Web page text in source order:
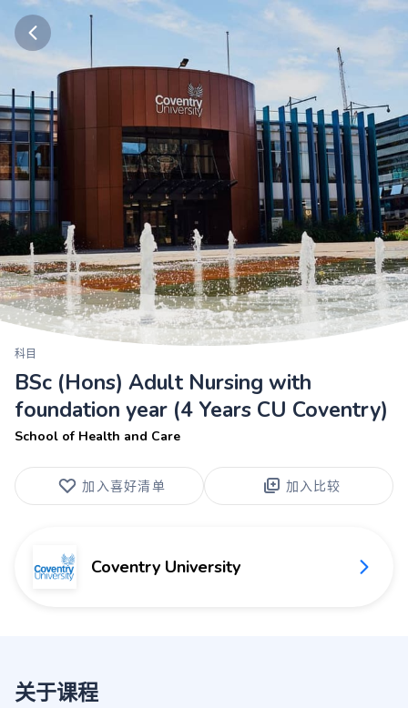
科目
BSc (Hons) Adult Nursing with
foundation year (4 Years CU Coventry)
School of Health and Care
加入喜好清单 加入比较
Coventry University
关于课程